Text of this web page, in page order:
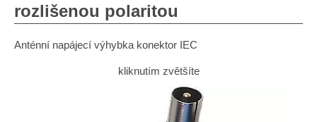
rozlišenou polaritou
Anténní napájecí výhybka konektor IEC
kliknutím zvětšíte